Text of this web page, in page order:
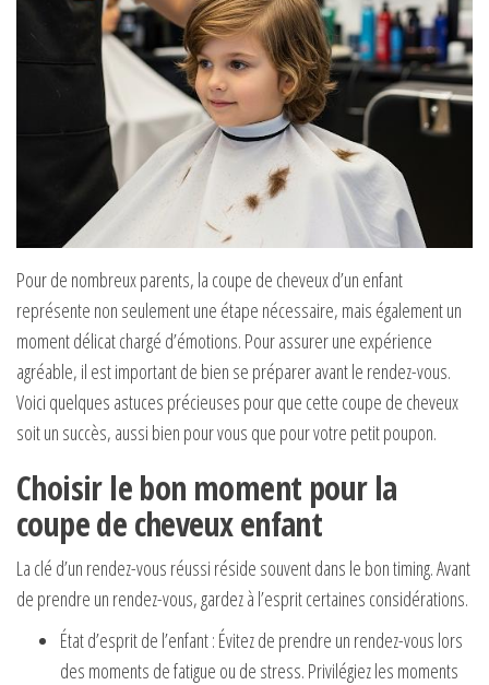
Pour de nombreux parents, la coupe de cheveux d’un enfant
représente non seulement une étape nécessaire, mais également un
moment délicat chargé d’émotions. Pour assurer une expérience
agréable, il est important de bien se préparer avant le rendez-vous.
Voici quelques astuces précieuses pour que cette coupe de cheveux
soit un succès, aussi bien pour vous que pour votre petit poupon.
Choisir le bon moment pour la
coupe de cheveux enfant
La clé d’un rendez-vous réussi réside souvent dans le bon timing. Avant
de prendre un rendez-vous, gardez à l’esprit certaines considérations.
État d’esprit de l’enfant : Évitez de prendre un rendez-vous lors
des moments de fatigue ou de stress. Privilégiez les moments